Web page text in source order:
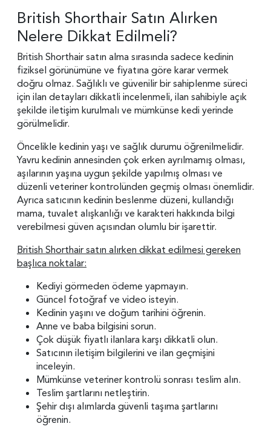
British Shorthair Satın Alırken
Nelere Dikkat Edilmeli?
British Shorthair satın alma sırasında sadece kedinin
fiziksel görünümüne ve fiyatına göre karar vermek
doğru olmaz. Sağlıklı ve güvenilir bir sahiplenme süreci
için ilan detayları dikkatli incelenmeli, ilan sahibiyle açık
şekilde iletişim kurulmalı ve mümkünse kedi yerinde
görülmelidir.
Öncelikle kedinin yaşı ve sağlık durumu öğrenilmelidir.
Yavru kedinin annesinden çok erken ayrılmamış olması,
aşılarının yaşına uygun şekilde yapılmış olması ve
düzenli veteriner kontrolünden geçmiş olması önemlidir.
Ayrıca satıcının kedinin beslenme düzeni, kullandığı
mama, tuvalet alışkanlığı ve karakteri hakkında bilgi
verebilmesi güven açısından olumlu bir işarettir.
British Shorthair satın alırken dikkat edilmesi gereken
başlıca noktalar:
Kediyi görmeden ödeme yapmayın.
Güncel fotoğraf ve video isteyin.
Kedinin yaşını ve doğum tarihini öğrenin.
Anne ve baba bilgisini sorun.
Çok düşük fiyatlı ilanlara karşı dikkatli olun.
Satıcının iletişim bilgilerini ve ilan geçmişini
inceleyin.
Mümkünse veteriner kontrolü sonrası teslim alın.
Teslim şartlarını netleştirin.
Şehir dışı alımlarda güvenli taşıma şartlarını
öğrenin.